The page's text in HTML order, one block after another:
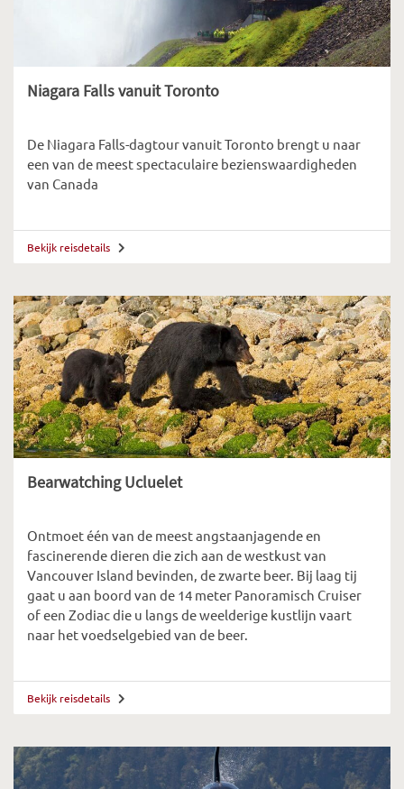
Niagara Falls vanuit Toronto
De Niagara Falls-dagtour vanuit Toronto brengt u naar
een van de meest spectaculaire bezienswaardigheden
van Canada
Bekijk reisdetails
Bearwatching Ucluelet
Ontmoet één van de meest angstaanjagende en
fascinerende dieren die zich aan de westkust van
Vancouver Island bevinden, de zwarte beer. Bij laag tij
gaat u aan boord van de 14 meter Panoramisch Cruiser
of een Zodiac die u langs de weelderige kustlijn vaart
naar het voedselgebied van de beer.
Bekijk reisdetails